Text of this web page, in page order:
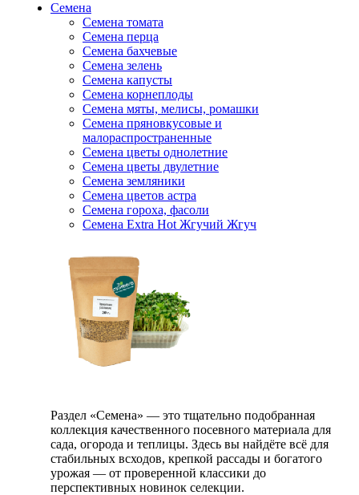
Семена
Семена томата
Семена перца
Семена бахчевые
Семена зелень
Семена капусты
Семена корнеплоды
Семена мяты, мелисы, ромашки
Семена пряновкусовые и
малораспространенные
Семена цветы однолетние
Семена цветы двулетние
Семена земляники
Семена цветов астра
Семена гороха, фасоли
Семена Extra Hot Жгучий Жгуч
Раздел «Семена» — это тщательно подобранная
коллекция качественного посевного материала для
сада, огорода и теплицы. Здесь вы найдёте всё для
стабильных всходов, крепкой рассады и богатого
урожая — от проверенной классики до
перспективных новинок селекции.